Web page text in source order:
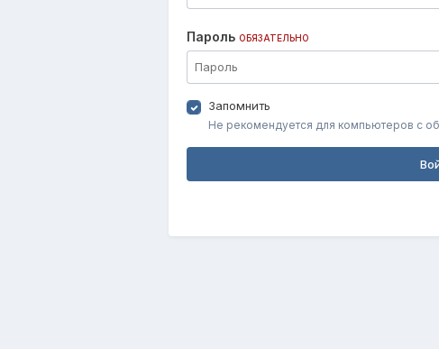
Пароль ОБЯЗАТЕЛЬНО
Запомнить
Не рекомендуется для компьютеров с